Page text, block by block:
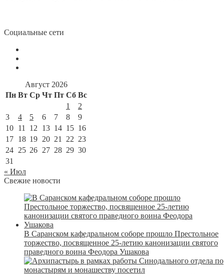
Социальные сети
Август 2026
Пн Вт Ср Чт Пт Сб Вс
1
2
3
4 5 6 7 8
9
10 11 12 13 14 15 16
17 18 19 20 21 22 23
24 25 26 27 28 29 30
31
« Июл
Свежие новости
В Саранском кафедральном соборе прошло Престольное
торжество, посвященное 25-летию канонизации святого
праведного воина Феодора Ушакова